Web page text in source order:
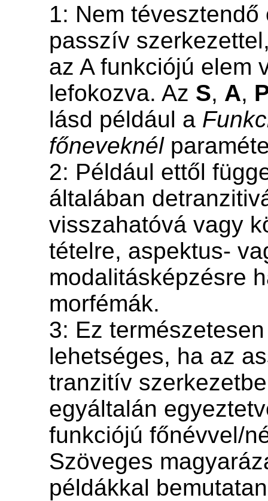
1: Nem tévesztendő
passzív
az A funkciójú elem
lefokozva. Az S, A,
lásd például a
főneveknél
2: Például ettől
általában
visszahatóvá vagy
tételre, aspektus-
modalitásképzésre
morfémák.
3: Ez
lehetséges, ha az
tranzitív
egyáltalán
funkciójú főnévvel/
Szöveges
példákkal